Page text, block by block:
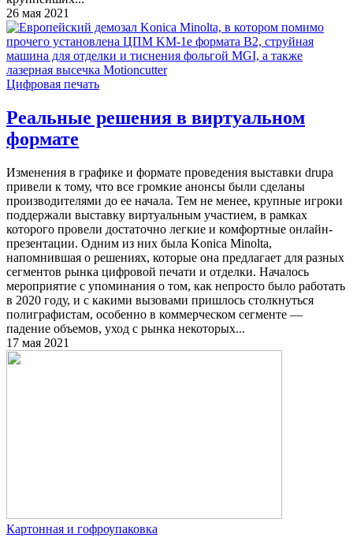
26 мая 2021
Цифровая печать
Реальные решения в виртуальном
формате
Изменения в графике и формате проведения выставки drupa
привели к тому, что все громкие анонсы были сделаны
производителями до ее начала. Тем не менее, крупные игроки
поддержали выставку виртуальным участием, в рамках
которого провели достаточно легкие и комфортные онлайн-
презентации. Одним из них была Konica Minolta,
напомнившая о решениях, которые она предлагает для разных
сегментов рынка цифровой печати и отделки. Началось
мероприятие с упоминания о том, как непросто было работать
в 2020 году, и с какими вызовами пришлось столкнуться
полиграфистам, особенно в коммерческом сегменте —
падение объемов, уход с рынка некоторых...
17 мая 2021
Картонная и гофроупаковка